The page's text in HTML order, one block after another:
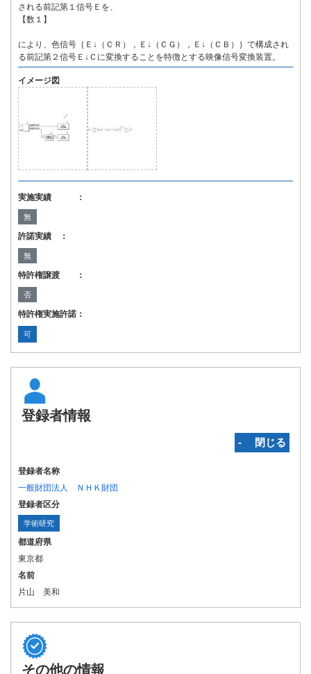
される前記第１信号Ｅを、
【数１】
により、色信号｛Ｅ↓（ＣＲ），Ｅ↓（ＣＧ），Ｅ↓（ＣＢ）｝で構成され
る前記第２信号Ｅ↓Ｃに変換することを特徴とする映像信号変換装置。
イメージ図
実施実績 ：
無
許諾実績 ：
無
特許権譲渡 ：
否
特許権実施許諾：
可
登録者情報
‐ 閉じる
登録者名称
一般財団法人 ＮＨＫ財団
登録者区分
学術研究
都道府県
東京都
名前
片山 美和
その他の情報